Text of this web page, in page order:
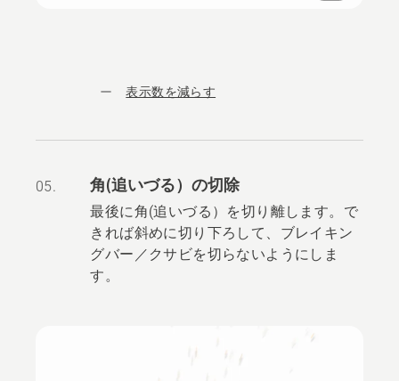
表示数を減らす
05. 角(追いづる）の切除
最後に角(追いづる）を切り離します。で
きれば斜めに切り下ろして、ブレイキン
グバー／クサビを切らないようにしま
す。